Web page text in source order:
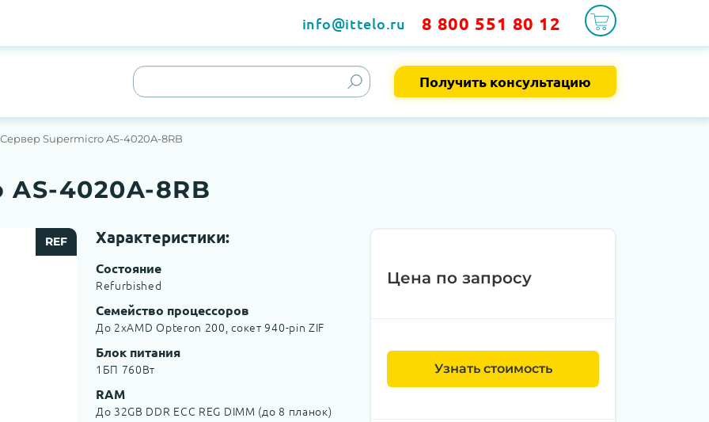
info@ittelo.ru 8 800 551 80 12
Получить консультацию
Сервер Supermicro AS-4020A-8RB
4020A-8RB
REF Характеристики:
Состояние
Refurbished
Семейство процессоров
До 2хAMD Opteron 200, сокет 940-pin ZIF
Блок питания
1БП 760Вт
RAM
До 32GB DDR ECC REG DIMM (до 8 планок)
Цена по запросу
Узнать стоимость